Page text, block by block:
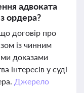
адвоката
ордера?
договір про
із чинним
доказами
інтересів у суді
Джерело